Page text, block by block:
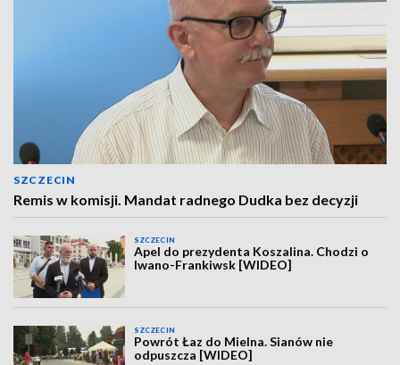
SZCZECIN
Remis w komisji. Mandat radnego Dudka bez decyzji
SZCZECIN
Apel do prezydenta Koszalina. Chodzi o
Iwano-Frankiwsk [WIDEO]
SZCZECIN
Powrót Łaz do Mielna. Sianów nie
odpuszcza [WIDEO]